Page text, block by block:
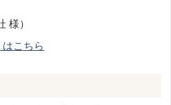
様）
こちら